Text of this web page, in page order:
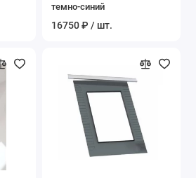
темно-синий
16750 ₽ / шт.